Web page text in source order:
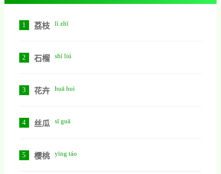
1 荔枝 lì zhī
2 石榴 shí liú
3 花卉 huā huì
4 丝瓜 sī guā
5 樱桃 yīng táo